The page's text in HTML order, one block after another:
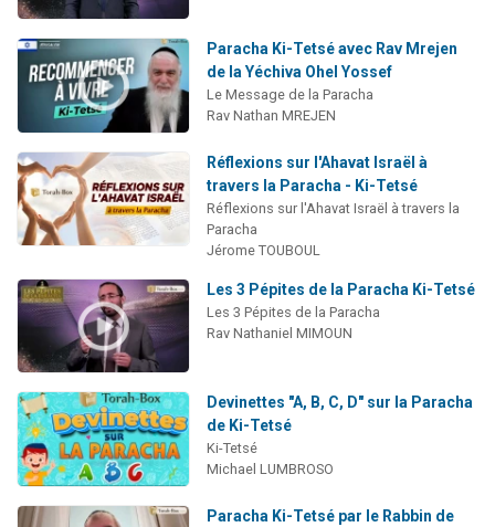
Paracha Ki-Tetsé avec Rav Mrejen
de la Yéchiva Ohel Yossef
Le Message de la Paracha
Rav Nathan MREJEN
Réflexions sur l'Ahavat Israël à
travers la Paracha - Ki-Tetsé
Réflexions sur l'Ahavat Israël à travers la
Paracha
Jérome TOUBOUL
Les 3 Pépites de la Paracha Ki-Tetsé
Les 3 Pépites de la Paracha
Rav Nathaniel MIMOUN
Devinettes "A, B, C, D" sur la Paracha
de Ki-Tetsé
Ki-Tetsé
Michael LUMBROSO
Paracha Ki-Tetsé par le Rabbin de